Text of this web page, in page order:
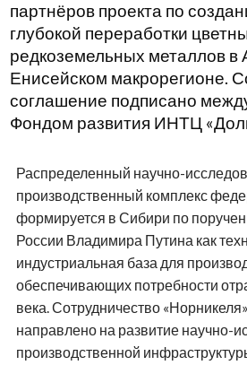
партнёров проекта по
глубокой переработки
редкоземельных металлов в
Енисейском макрорегионе.
соглашение подписано
Фондом развития ИНТЦ
Распределенный научно-
производственный комплекс
формируется в Сибири по
России Владимира Путина как
индустриальная база для
обеспечивающих потребности
века. Сотрудничество
направлено на развитие научно-
производственной